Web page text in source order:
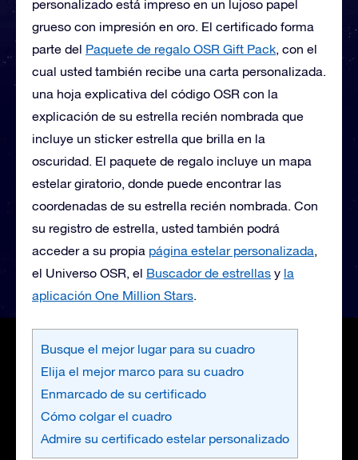
personalizado está impreso en un lujoso papel
grueso con impresión en oro. El certificado forma
parte del Paquete de regalo OSR Gift Pack, con el
cual usted también recibe una carta personalizada.
una hoja explicativa del código OSR con la
explicación de su estrella recién nombrada que
incluye un sticker estrella que brilla en la
oscuridad. El paquete de regalo incluye un mapa
estelar giratorio, donde puede encontrar las
coordenadas de su estrella recién nombrada. Con
su registro de estrella, usted también podrá
acceder a su propia página estelar personalizada,
el Universo OSR, el Buscador de estrellas y la
aplicación One Million Stars.
Busque el mejor lugar para su cuadro
Elija el mejor marco para su cuadro
Enmarcado de su certificado
Cómo colgar el cuadro
Admire su certificado estelar personalizado